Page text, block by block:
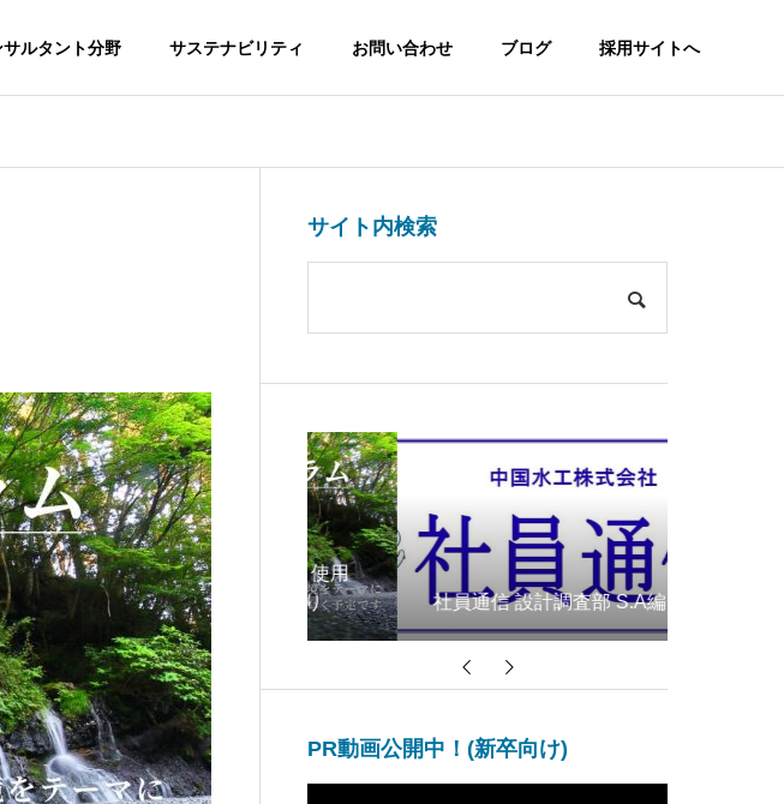
ルタント分野 サステナビリティ お問い合わせ ブログ 採用サイトへ
サイト内検索
国水工環境コラム第76回 使用
み核燃料が辿る長い道のり
社員通信 設計調査部 S.A編
PR動画公開中！(新卒向け)